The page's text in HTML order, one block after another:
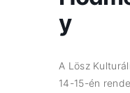
y
A Lösz
14-15-én